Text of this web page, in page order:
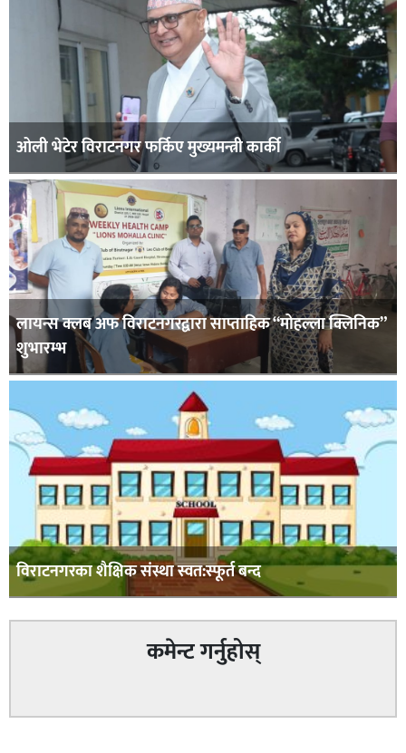
ओली भेटेर विराटनगर फर्किए मुख्यमन्त्री कार्की
लायन्स क्लब अफ विराटनगरद्वारा साप्ताहिक “मोहल्ला क्लिनिक”
शुभारम्भ
विराटनगरका शैक्षिक संस्था स्वत:स्फूर्त बन्द
कमेन्ट गर्नुहोस्